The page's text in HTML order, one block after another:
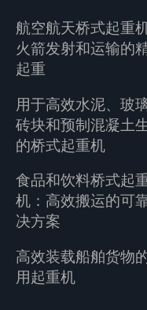
航空航天桥式起重
火箭发射和运输的
起重
用于高效水泥、玻璃
砖块和预制混凝土
的桥式起重机
食品和饮料桥式起
机：高效搬运的可
决方案
高效装载船舶货物
用起重机